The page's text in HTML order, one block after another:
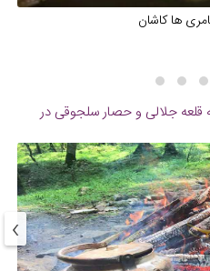
ها کاشان
قلعه جلالی و حصار سلجوقی در
›